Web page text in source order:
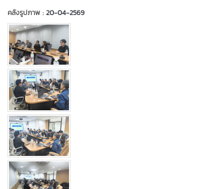
คลังรูปภาพ :20-04-2569